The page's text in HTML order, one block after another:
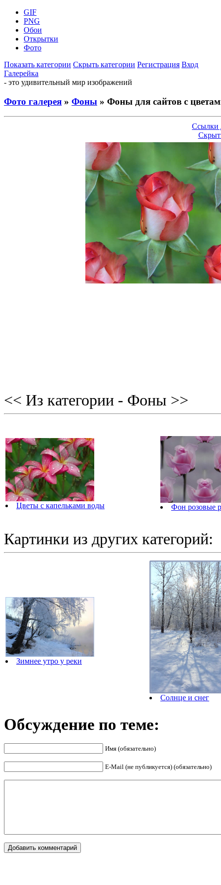
GIF
PNG
Обои
Открытки
Фото
Показать категории Скрыть категории Регистрация Вход
Галерейка
- это удивительный мир изображений
Фото галерея » Фоны » Фоны для сайтов с
Ссылки
<< Из категории - Фоны >>
Цветы с капельками воды Фон розовые
Картинки из других категорий:
Зимнее утро у реки
Солнце и снег
Обсуждение по теме:
Имя (обязательно)
E-Mail (не публикуется) (обязательно)